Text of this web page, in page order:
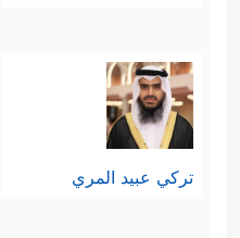
تركي عبيد المري